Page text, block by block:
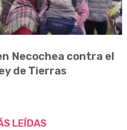
Necochea contra el
de Tierras
LEÍDAS